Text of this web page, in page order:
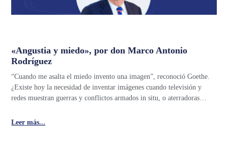
«Angustia y miedo», por don Marco Antonio
Rodríguez
“Cuando me asalta el miedo invento una imagen”, reconoció Goethe.
¿Existe hoy la necesidad de inventar imágenes cuando televisión y
redes muestran guerras y conflictos armados in situ, o aterradoras…
Leer más...